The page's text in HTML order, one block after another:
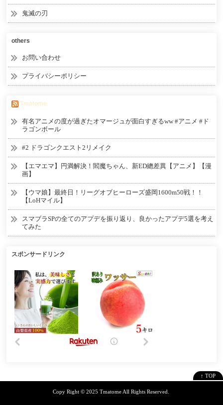
鬼滅の刃
others
お問い合わせ
プライバシーポリシー
Tmatome
有名アニメの度が過ぎたオマージュが面白すぎるww #アニメ #ド
ラゴンボール
#2 ドラゴンクエスト2リメイク
【エマエマ】円満解決！閻魔ちゃん、新ED總差異【アニメ】【漫
画】
【ウマ娘】最終日！リーグオブヒーローズ盛岡1600m50戦！！
【LoHマイル】
スマブラSPの全てのアプデを振り返り、良かったアプデ5選を考え
てみた
スポンサードリンク
↑ TOP
Copy Right © 2025 TmatomeAll Rights Reserved.